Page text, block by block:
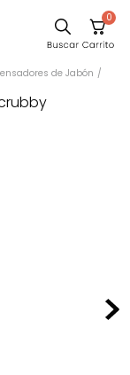
0
de Jabón